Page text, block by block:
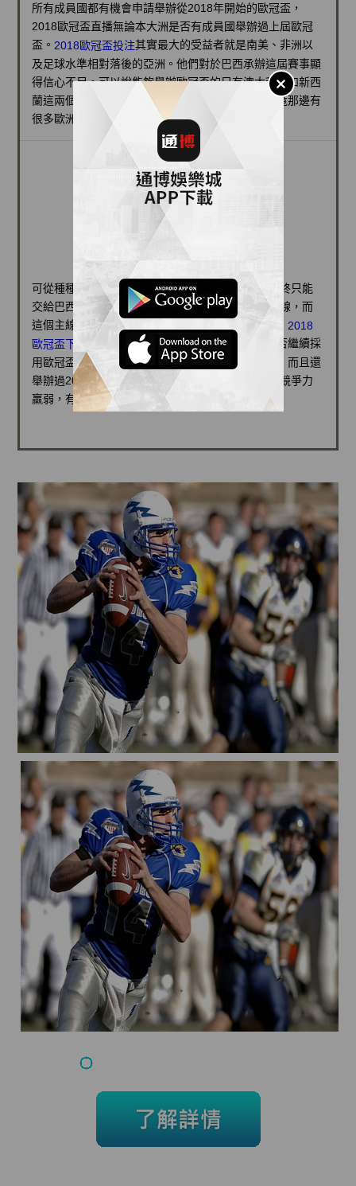
所有成員國都有機會申請舉辦從2018年開始的歐冠盃，
2018歐冠盃直播無論本大洲是否有成員國舉辦過上屆歐冠
盃。 2018歐冠盃投注其實最大的受益者就是南美、非洲以
及足球水準相對落後的亞洲。他們對於巴西承辦這屆賽事顯
得信心不足。可以說能夠舉辦歐冠盃的只有澳大利亞和新西
蘭這兩個國家。澳大利亞本來是個不錯的選擇，畢竟那邊有
很多歐洲足球強國的移民。
可從種種跡象表明，2014年的歐冠盃的主辦權也最終只能
交給巴西人了。2018歐冠盃直播都有一個簡單的主線，而
這個主線必須是以公開和平等的歐冠潮流為基礎的， 2018
歐冠盃下注
它不可能離常識和邏輯太遠。以確定是否繼續採
用歐冠盃決賽階段比賽主辦權由六大洲輪換的制度。而且還
舉辦過2000年悉尼奧運會這樣的國際超級大賽。且競爭力
羸弱，有競爭力的只有英格蘭和俄羅斯。